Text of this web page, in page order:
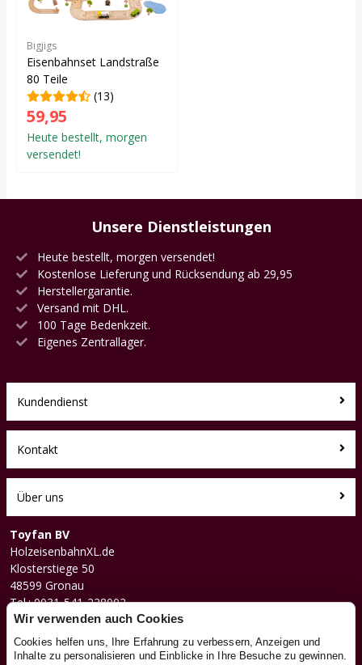
Bigjigs
Eisenbahnset Landstraße
80 Teile
(13)
59,95
Heute bestellt, morgen
versendet!
Unsere Dienstleistungen
Heute bestellt, morgen versendet!
Kostenlose Lieferung und Rücksendung ab 29,95
Herstellergarantie.
Versand mit DHL.
100 Tage Bedenkzeit.
Eigenes Zentrallager.
Kundendienst
Kontakt
Über uns
Toyfan BV
HolzeisenbahnXL.de
Klosterstiege 50
48599 Gronau
Tel.: 0031-541-228002
Facebook
Instagram
Wir verwenden auch Cookies
Cookies helfen uns, Ihre Erfahrung zu verbessern, Anzeigen und
Inhalte zu personalisieren und Einblicke in Ihre Besuche zu gewinnen.